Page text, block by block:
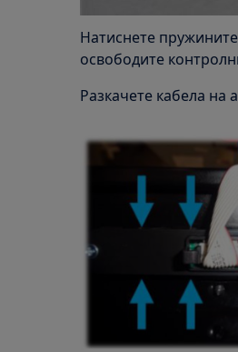
Натиснете
освободите
Разкачете кабела на